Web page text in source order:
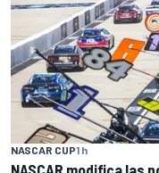
NASCAR CUP1 h
NASCAR modifica las